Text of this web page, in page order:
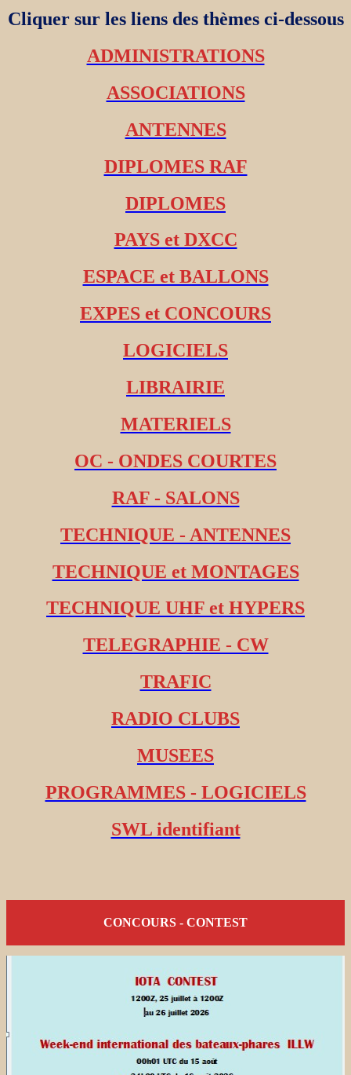
Cliquer sur les liens des thèmes ci-dessous
ADMINISTRATIONS
ASSOCIATIONS
ANTENNES
DIPLOMES RAF
DIPLOMES
PAYS et DXCC
ESPACE et BALLONS
EXPES et CONCOURS
LOGICIELS
LIBRAIRIE
MATERIELS
OC - ONDES COURTES
RAF - SALONS
TECHNIQUE - ANTENNES
TECHNIQUE et MONTAGES
TECHNIQUE UHF et HYPERS
TELEGRAPHIE - CW
TRAFIC
RADIO CLUBS
MUSEES
PROGRAMMES - LOGICIELS
SWL identifiant
CONCOURS - CONTEST